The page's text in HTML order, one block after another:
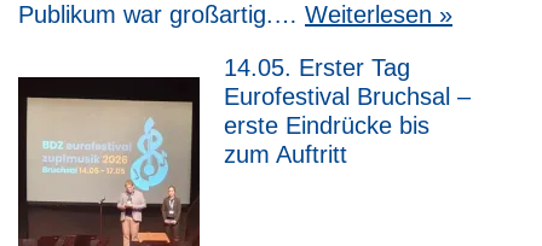
Publikum war großartig.… Weiterlesen »
14.05. Erster Tag
Eurofestival Bruchsal –
erste Eindrücke bis
zum Auftritt